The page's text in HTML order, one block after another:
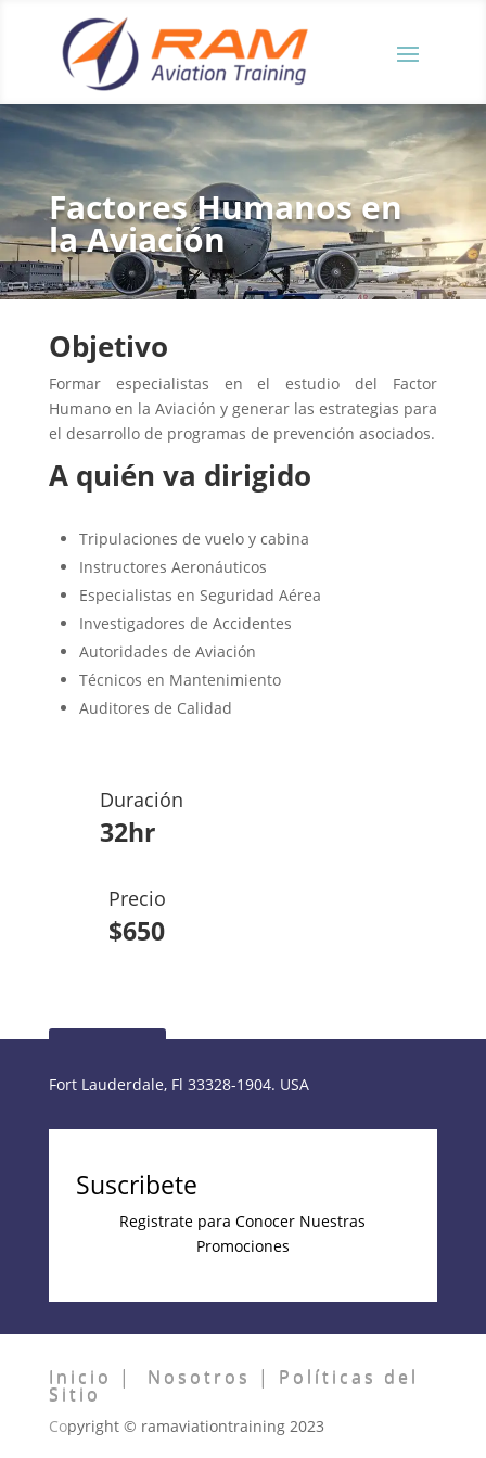
Factores Humanos en
la Aviación
Objetivo
Formar especialistas en el estudio del Factor
Humano en la Aviación y generar las estrategias para
el desarrollo de programas de prevención asociados.
A quién va dirigido
Tripulaciones de vuelo y cabina
Instructores Aeronáuticos
Especialistas en Seguridad Aérea
Investigadores de Accidentes
Autoridades de Aviación
Técnicos en Mantenimiento
Auditores de Calidad
Duración
32hr
Precio
$650
Fort Lauderdale, Fl 33328-1904. USA
Suscribete
Registrate para Conocer Nuestras
Promociones
Inicio | Nosotros | Políticas del
Sitio
Copyright © ramaviationtraining 2023